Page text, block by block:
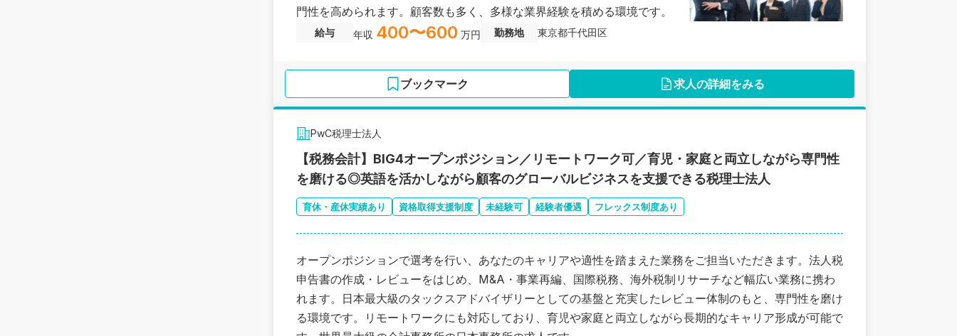
門性を高められます。顧客数も多く、多様な業界経験を積める環境です。
給与 年収 400〜600 万円 勤務地 東京都千代田区
ブックマーク 求人の詳細をみる
PwC税理士法人
【税務会計】BIG4オープンポジション／リモートワーク可／育児・家庭と両立しながら専門性
を磨ける◎英語を活かしながら顧客のグローバルビジネスを支援できる税理士法人
育休・産休実績あり 資格取得支援制度 未経験可 経験者優遇 フレックス制度あり
オープンポジションで選考を行い、あなたのキャリアや適性を踏まえた業務をご担当いただきます。法人税
申告書の作成・レビューをはじめ、M&A・事業再編、国際税務、海外税制リサーチなど幅広い業務に携わ
れます。日本最大級のタックスアドバイザリーとしての基盤と充実したレビュー体制のもと、専門性を磨け
る環境です。リモートワークにも対応しており、育児や家庭と両立しながら長期的なキャリア形成が可能で